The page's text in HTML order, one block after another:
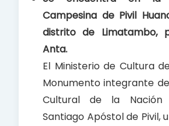
o
Campesina de Pivil
distrito de Limatambo,
Anta.
El Ministerio de Cultura
Monumento integrante
Cultural de la Nación
Santiago Apóstol de Pivil,